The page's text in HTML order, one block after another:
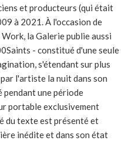
et producteurs (qui était
à 2021. À l'occasion de
la Galerie publie aussi
- constitué d'une seule
s'étendant sur plus
l'artiste la nuit dans son
pendant une période
portable exclusivement
du texte est présenté et
inédite et dans son état